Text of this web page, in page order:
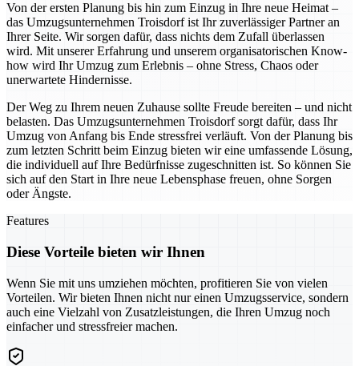
Von der ersten Planung bis hin zum Einzug in Ihre neue Heimat –
das Umzugsunternehmen Troisdorf ist Ihr zuverlässiger Partner an
Ihrer Seite. Wir sorgen dafür, dass nichts dem Zufall überlassen
wird. Mit unserer Erfahrung und unserem organisatorischen Know-
how wird Ihr Umzug zum Erlebnis – ohne Stress, Chaos oder
unerwartete Hindernisse.
Der Weg zu Ihrem neuen Zuhause sollte Freude bereiten – und nicht
belasten. Das Umzugsunternehmen Troisdorf sorgt dafür, dass Ihr
Umzug von Anfang bis Ende stressfrei verläuft. Von der Planung bis
zum letzten Schritt beim Einzug bieten wir eine umfassende Lösung,
die individuell auf Ihre Bedürfnisse zugeschnitten ist. So können Sie
sich auf den Start in Ihre neue Lebensphase freuen, ohne Sorgen
oder Ängste.
Features
Diese Vorteile bieten wir Ihnen
Wenn Sie mit uns umziehen möchten, profitieren Sie von vielen
Vorteilen. Wir bieten Ihnen nicht nur einen Umzugsservice, sondern
auch eine Vielzahl von Zusatzleistungen, die Ihren Umzug noch
einfacher und stressfreier machen.